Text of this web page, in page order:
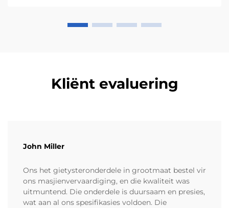
Kliënt evaluering
John Miller
Ons het gietysteronderdele in grootmaat bestel vir
ons masjienvervaardiging, en die kwaliteit was
uitmuntend. Die onderdele is duursaam en presies,
wat aan al ons spesifikasies voldoen. Die